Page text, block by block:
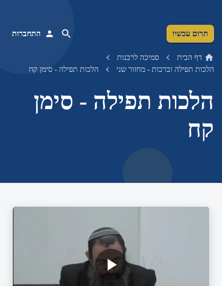
תרום עכשיו התחברות
דף הבית
סמיכה לרבנות
הלכות תפילה וברכות - מחזור שני
הלכות תפילה - סימן קח
הלכות תפילה - סימן
קח